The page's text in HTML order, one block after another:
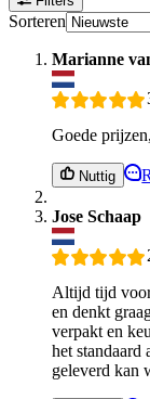
Sorteren
Marianne
Goede
Nuttig
Jose Schaap
Altijd tijd
en denkt
verpakt en
het standaard
geleverd kan